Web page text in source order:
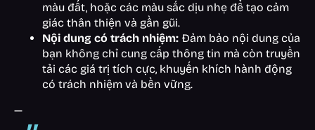
màu đất, hoặc các màu sắc dịu nhẹ để tạo cảm
giác thân thiện và gần gũi.
Nội dung có trách nhiệm: Đảm bảo nội dung của
bạn không chỉ cung cấp thông tin mà còn truyền
tải các giá trị tích cực, khuyến khích hành động
có trách nhiệm và bền vững.
—